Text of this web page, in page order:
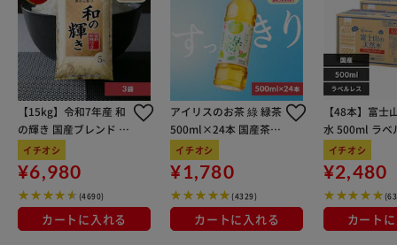
【15kg】令和7年産 和
の輝き 国産ブレンド 5
kg×3袋
イチオシ
¥6,980
(4690)
カートに入れる
アイリスのお茶 綠 緑茶
500ml×24本 国産茶葉
100％使用
イチオシ
¥1,780
(4329)
カートに入れる
【48本】富士
水 500ml ラベ
イチオシ
¥2,480
カート